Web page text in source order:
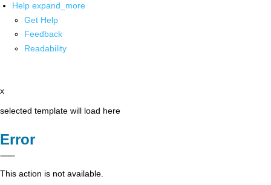
Help expand_more
Get Help
Feedback
Readability
x
selected template will load here
Error
This action is not available.